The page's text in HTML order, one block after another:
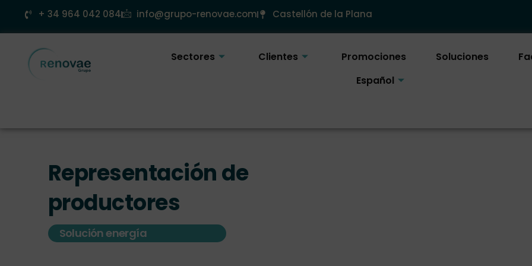
contenido
+ 34 964 042 084 info@grupo-renovae.com Castellón de la Plana
Sectores Clientes Promociones Soluciones
Español
Representación de
productores
Solución energía